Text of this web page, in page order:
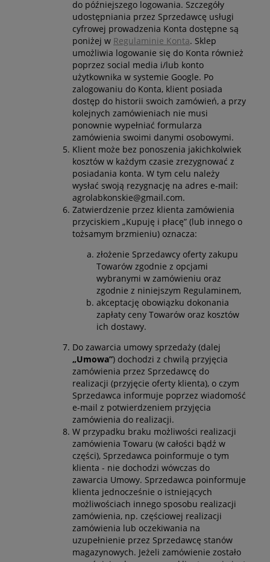
do późniejszego logowania. Szczegóły
udostępniania przez Sprzedawcę usługi
cyfrowej prowadzenia Konta dostępne są
poniżej w Regulaminie Konta. Sklep
umożliwia logowanie się do Konta również
poprzez social media i/lub konto
użytkownika w systemie Google. Po
zalogowaniu do Konta, klient posiada
dostęp do historii swoich zamówień, a przy
kolejnych zamówieniach nie musi
ponownie wypełniać formularza
zamówienia swoimi danymi osobowymi.
Klient może bez ponoszenia jakichkolwiek
kosztów w każdym czasie zrezygnować z
posiadania konta. W tym celu należy
wysłać swoją rezygnację na adres e-mail:
agrolabkonskie@gmail.com.
Zatwierdzenie przez klienta zamówienia
przyciskiem „Kupuję i płacę” (lub innego o
tożsamym brzmieniu) oznacza:
złożenie Sprzedawcy oferty zakupu
Towarów zgodnie z opcjami
wybranymi w zamówieniu oraz
zgodnie z niniejszym Regulaminem,
akceptację obowiązku dokonania
zapłaty ceny Towarów oraz kosztów
ich dostawy.
Do zawarcia umowy sprzedaży (dalej
„Umowa”) dochodzi z chwilą przyjęcia
zamówienia przez Sprzedawcę do
realizacji (przyjęcie oferty klienta), o czym
Sprzedawca informuje poprzez wiadomość
e-mail z potwierdzeniem przyjęcia
zamówienia do realizacji.
W przypadku braku możliwości realizacji
zamówienia Towaru (w całości bądź w
części), Sprzedawca poinformuje o tym
klienta - nie dochodzi wówczas do
zawarcia Umowy. Sprzedawca poinformuje
klienta jednocześnie o istniejących
możliwościach innego sposobu realizacji
zamówienia, np. częściowej realizacji
zamówienia lub oczekiwania na
uzupełnienie przez Sprzedawcę stanów
magazynowych. Jeżeli zamówienie zostało